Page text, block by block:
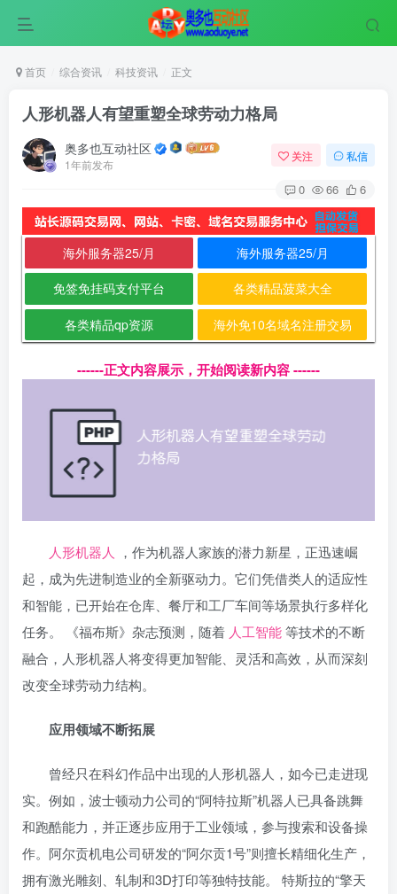
首页 综合资讯 科技资讯 正文
人形机器人有望重塑全球劳动力格局
奥多也互动社区
1年前发布
关注 私信
0 66 6
海外服务器25/月 海外服务器25/月
免签免挂码支付平台 各类精品菠菜大全
各类精品qp资源 海外免10名域名注册交易
------正文内容展示，开始阅读新内容 ------
人形机器人
，作为机器人家族的潜力新星，正迅速崛
起，成为先进制造业的全新驱动力。它们凭借类人的适应性
和智能，已开始在仓库、餐厅和工厂车间等场景执行多样化
任务。 《福布斯》杂志预测，随着 人工智能等技术的不断
融合，人形机器人将变得更加智能、灵活和高效，从而深刻
改变全球劳动力结构。
应用领域不断拓展
曾经只在科幻作品中出现的人形机器人，如今已走进现
实。例如，波士顿动力公司的“阿特拉斯”机器人已具备跳舞
和跑酷能力，并正逐步应用于工业领域，参与搜索和设备操
作。阿尔贡机电公司研发的“阿尔贡1号”则擅长精细化生产，
拥有激光雕刻、轧制和3D打印等独特技能。 特斯拉的“擎天